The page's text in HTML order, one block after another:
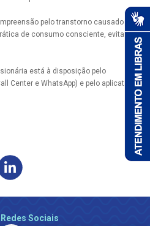
pelo transtorno causado e
de consumo consciente, evitando
está à disposição pelo
Center e WhatsApp) e pelo aplicativo
Sociais